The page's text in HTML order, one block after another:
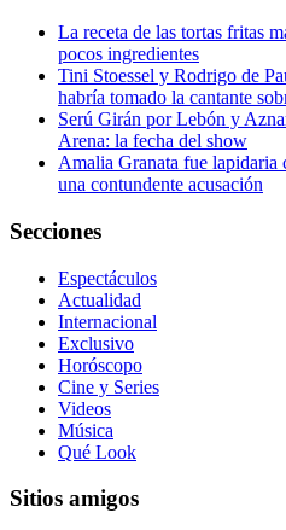
La receta de las tortas fritas
pocos ingredientes
Tini Stoessel y Rodrigo de
habría tomado la cantante
Serú Girán por Lebón y
Arena: la fecha del show
Amalia Granata fue
una contundente acusación
Secciones
Espectáculos
Actualidad
Internacional
Exclusivo
Horóscopo
Cine y Series
Videos
Música
Qué Look
Sitios amigos